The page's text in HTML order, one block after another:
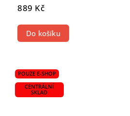
889 Kč
Do košíku
POUZE E-SHOP
CENTRÁLNÍ
SKLAD